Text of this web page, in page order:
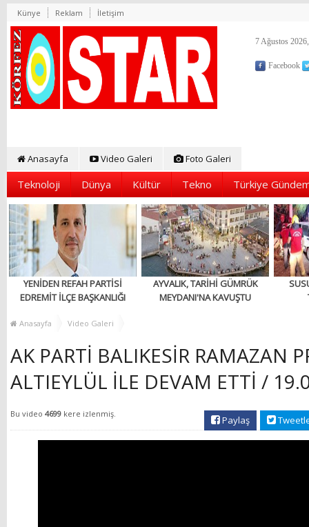
Künye Reklam İletişim
7 Ağustos
Facebook
Anasayfa Video Galeri Foto Galeri
Teknoloji Dünya Kültür Tekno Türkiye
YENİDEN REFAH PARTİSİ
EDREMİT İLÇE BAŞKANLIĞI
AÇILIYOR!
AYVALIK, TARİHİ GÜMRÜK
MEYDANI'NA KAVUŞTU
Anasayfa Video Galeri
AK PARTİ BALIKESİR RAMAZAN
ALTIEYLÜL İLE DEVAM ETTİ /
Bu video 4699 kere izlenmiş.
Paylaş